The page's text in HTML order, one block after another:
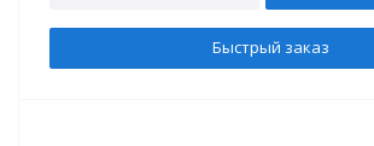
Быстрый заказ